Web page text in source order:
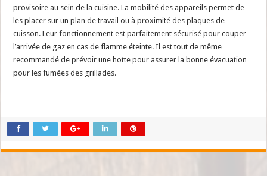
provisoire au sein de la cuisine. La mobilité des appareils permet de
les placer sur un plan de travail ou à proximité des plaques de
cuisson. Leur fonctionnement est parfaitement sécurisé pour couper
l’arrivée de gaz en cas de flamme éteinte. Il est tout de même
recommandé de prévoir une hotte pour assurer la bonne évacuation
pour les fumées des grillades.